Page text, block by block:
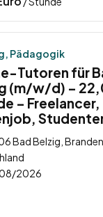
Pädagogik
Tutoren für
(m/w/d) –
– Freelancer,
Bad Belzig,
2026